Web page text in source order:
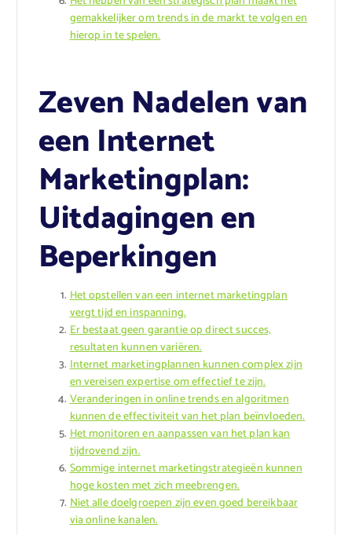
gemakkelijker om trends in de markt te volgen en
hierop in te spelen.
Zeven Nadelen van
een Internet
Marketingplan:
Uitdagingen en
Beperkingen
Het opstellen van een internet marketingplan
vergt tijd en inspanning.
Er bestaat geen garantie op direct succes,
resultaten kunnen variëren.
Internet marketingplannen kunnen complex zijn
en vereisen expertise om effectief te zijn.
Veranderingen in online trends en algoritmen
kunnen de effectiviteit van het plan beïnvloeden.
Het monitoren en aanpassen van het plan kan
tijdrovend zijn.
Sommige internet marketingstrategieën kunnen
hoge kosten met zich meebrengen.
Niet alle doelgroepen zijn even goed bereikbaar
via online kanalen.